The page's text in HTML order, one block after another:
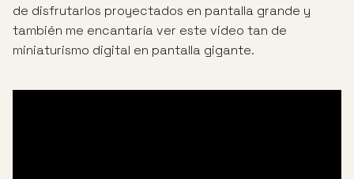
de disfrutarlos proyectados en pantalla grande y
también me encantaría ver este video tan de
miniaturismo digital en pantalla gigante.